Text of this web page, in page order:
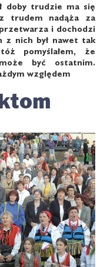
doby trudzie ma się
trudem nadąża za
i dochodzi
z nich był nawet tak
pomyślałem, że
być ostatnim.
względem